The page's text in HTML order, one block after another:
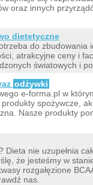
oraz innych
dietetyczne
do zbudowania
atrakcyjne ceny i
światowych i
odżywki
e-forma.pl w
spożywcze,
Nasze produkty
Dieta nie uzupełnia
że jesteśmy w
rozgałęzione
nas.